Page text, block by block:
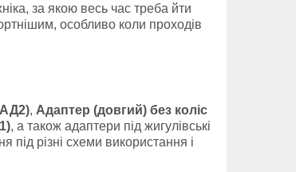
за якою весь час треба йти
особливо коли проходів
, Адаптер (довгий) без коліс
, а також адаптери під жигулівські
різні схеми використання і